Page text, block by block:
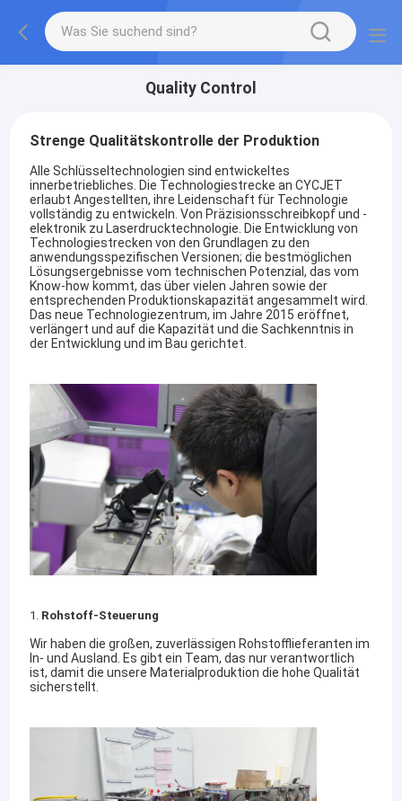
Quality Control
Strenge Qualitätskontrolle der Produktion
Alle Schlüsseltechnologien sind entwickeltes
innerbetriebliches. Die Technologiestrecke an CYCJET
erlaubt Angestellten, ihre Leidenschaft für Technologie
vollständig zu entwickeln. Von Präzisionsschreibkopf und -
elektronik zu Laserdrucktechnologie. Die Entwicklung von
Technologiestrecken von den Grundlagen zu den
anwendungsspezifischen Versionen; die bestmöglichen
Lösungsergebnisse vom technischen Potenzial, das vom
Know-how kommt, das über vielen Jahren sowie der
entsprechenden Produktionskapazität angesammelt wird.
Das neue Technologiezentrum, im Jahre 2015 eröffnet,
verlängert und auf die Kapazität und die Sachkenntnis in
der Entwicklung und im Bau gerichtet.
1. Rohstoff-Steuerung
Wir haben die großen, zuverlässigen Rohstofflieferanten im
In- und Ausland. Es gibt ein Team, das nur verantwortlich
ist, damit die unsere Materialproduktion die hohe Qualität
sicherstellt.